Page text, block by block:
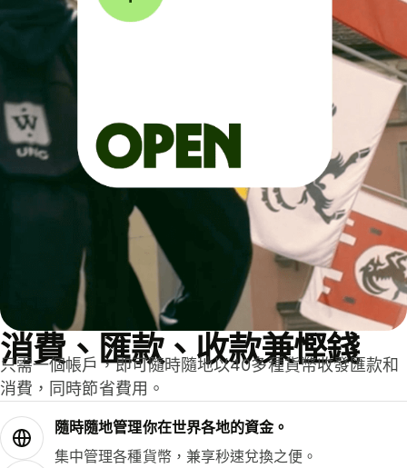
消費、匯款、收款兼慳錢
只需一個帳戶，即可隨時隨地以40多種貨幣收發匯款和
消費，同時節省費用。
隨時隨地管理你在世界各地的資金。
集中管理各種貨幣，兼享秒速兌換之便。